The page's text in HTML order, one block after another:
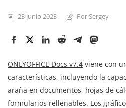
23 junio 2023 Por Sergey
ONLYOFFICE Docs v7.4 viene con
características, incluyendo la
araña en documentos, hojas de
formularios rellenables. Los